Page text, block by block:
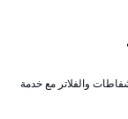
والفلاتر مع خدمة